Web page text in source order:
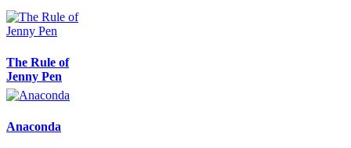
The Rule of
Jenny Pen
Anaconda